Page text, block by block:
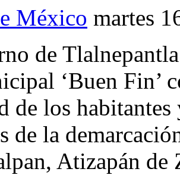
México martes
de
‘Buen Fin’
de los
de la
Atizapán de